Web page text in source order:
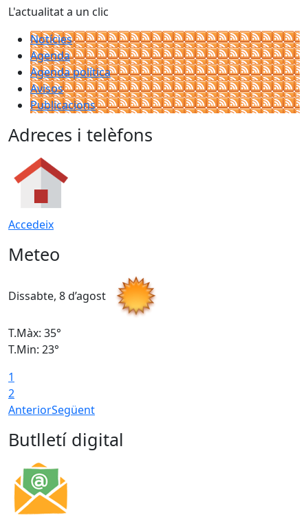
L'actualitat a un clic
Notícies
Agenda
Agenda política
Avisos
Publicacions
Adreces i telèfons
Accedeix
Meteo
Dissabte, 8 d’agost
T.Màx: 35°
T.Min: 23°
1
2
AnteriorSegüent
Butlletí digital